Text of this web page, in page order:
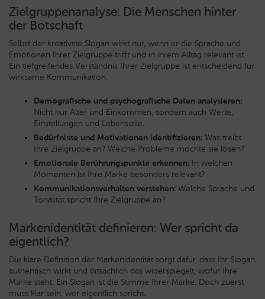
Zielgruppenanalyse: Die Menschen hinter
der Botschaft
Selbst der kreativste Slogan wirkt nur, wenn er die Sprache und
Emotionen Ihrer Zielgruppe trifft und in ihrem Alltag relevant ist.
Ein tiefgreifendes Verständnis Ihrer Zielgruppe ist entscheidend für
wirksame Kommunikation.
Demografische und psychografische Daten analysieren:
Nicht nur Alter und Einkommen, sondern auch Werte,
Einstellungen und Lebensstile.
Bedürfnisse und Motivationen identifizieren: Was treibt
Ihre Zielgruppe an? Welche Probleme möchte sie lösen?
Emotionale Berührungspunkte erkennen: In welchen
Momenten ist Ihre Marke besonders relevant?
Kommunikationsverhalten verstehen: Welche Sprache und
Tonalität spricht Ihre Zielgruppe an?
Markenidentität definieren: Wer spricht da
eigentlich?
Die klare Definition der Markenidentität sorgt dafür, dass Ihr Slogan
authentisch wirkt und tatsächlich das widerspiegelt, wofür Ihre
Marke steht. Ein Slogan ist die Stimme Ihrer Marke. Doch zuerst
muss klar sein, wer eigentlich spricht.